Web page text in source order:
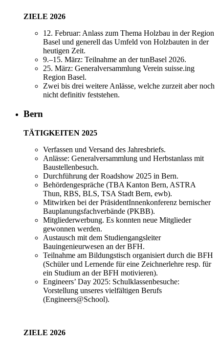
ZIELE 2026
12. Februar: Anlass zum Thema Holzbau in der Region
Basel und generell das Umfeld von Holzbauten in der
heutigen Zeit.
9.–15. März: Teilnahme an der tunBasel 2026.
25. März: Generalversammlung Verein suisse.ing
Region Basel.
Zwei bis drei weitere Anlässe, welche zurzeit aber noch
nicht definitiv feststehen.
Bern
TÄTIGKEITEN 2025
Verfassen und Versand des Jahresbriefs.
Anlässe: Generalversammlung und Herbstanlass mit
Baustellenbesuch.
Durchführung der Roadshow 2025 in Bern.
Behördengespräche (TBA Kanton Bern, ASTRA
Thun, RBS, BLS, TSA Stadt Bern, ewb).
Mitwirken bei der PräsidentInnenkonferenz bernischer
Bauplanungsfachverbände (PKBB).
Mitgliederwerbung. Es konnten neue Mitglieder
gewonnen werden.
Austausch mit dem Studiengangsleiter
Bauingenieurwesen an der BFH.
Teilnahme am Bildungstisch organisiert durch die BFH
(Schüler und Lernende für eine Zeichnerlehre resp. für
ein Studium an der BFH motivieren).
Engineers’ Day 2025: Schulklassenbesuche:
Vorstellung unseres vielfältigen Berufs
(Engineers@School).
ZIELE 2026